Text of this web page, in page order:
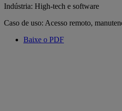
Indústria: High-tech e software
Caso de uso: Acesso remoto,
Baixe o PDF